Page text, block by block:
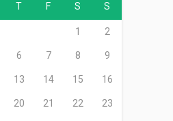
T F S S
1 2
6 7 8 9
13 14 15 16
20 21 22 23